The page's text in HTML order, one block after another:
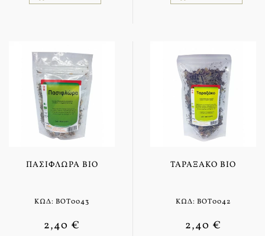
ΠΑΣΙΦΛΏΡΑ BIO
ΚΩΔ: BOT0043
2,40 €
ΤΑΡΑΞΆΚΟ BIO
ΚΩΔ: BOT0042
2,40 €